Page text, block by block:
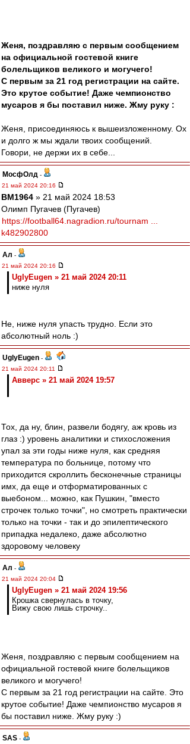
Женя, поздравляю с первым сообщением
на официальной гостевой книге
болельщиков великого и могучего!
С первым за 21 год регистрации на сайте.
Это крутое событие! Даже чемпионство
мусаров я бы поставил ниже. Жму руку :
Женя, присоединяюсь к вышеизложенному. Ох
и долго ж мы ждали твоих сообщений.
Говори, не держи их в себе...
МосфОлд -
21 май 2024 20:16
BM1964 » 21 май 2024 18:53
Олимп Пугачев (Пугачев)
https://football64.nagradion.ru/tournam ...
k482902800
Ал -
21 май 2024 20:16
UglyEugen » 21 май 2024 20:11
ниже нуля
Не, ниже нуля упасть трудно. Если это
абсолютный ноль :)
UglyEugen -
21 май 2024 20:11
Авверс » 21 май 2024 19:57
Тох, да ну, блин, развели бодягу, аж кровь из
глаз :) уровень аналитики и стихосложения
упал за эти годы ниже нуля, как средняя
температура по больнице, потому что
приходится скроллить бесконечные страницы
имх, да еще и отформатированных с
выебоном... можно, как Пушкин, "вместо
строчек только точки", но смотреть практически
только на точки - так и до эпилептического
припадка недалеко, даже абсолютно
здоровому человеку
Ал -
21 май 2024 20:04
UglyEugen » 21 май 2024 19:56
Крошка свернулась в точку,
Вижу свою лишь строчку..
Женя, поздравляю с первым сообщением на
официальной гостевой книге болельщиков
великого и могучего!
С первым за 21 год регистрации на сайте. Это
крутое событие! Даже чемпионство мусаров я
бы поставил ниже. Жму руку :)
SAS -